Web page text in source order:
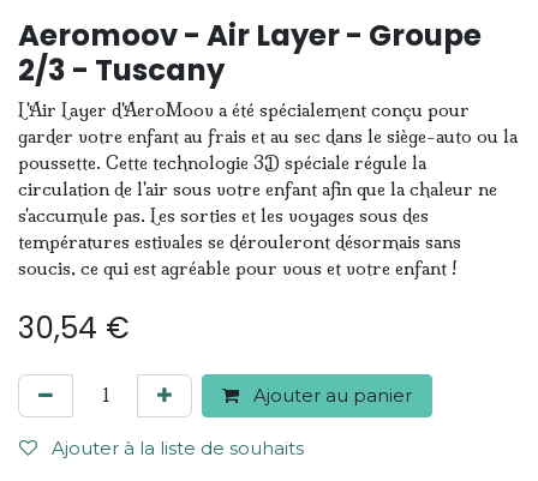
Aeromoov - Air Layer - Groupe
2/3 - Tuscany
L'Air Layer d'AeroMoov a été spécialement conçu pour
garder votre enfant au frais et au sec dans le siège-auto ou la
poussette. Cette technologie 3D spéciale régule la
circulation de l'air sous votre enfant afin que la chaleur ne
s'accumule pas. Les sorties et les voyages sous des
températures estivales se dérouleront désormais sans
soucis, ce qui est agréable pour vous et votre enfant !
30,54 €
Ajouter au panier
Ajouter à la liste de souhaits